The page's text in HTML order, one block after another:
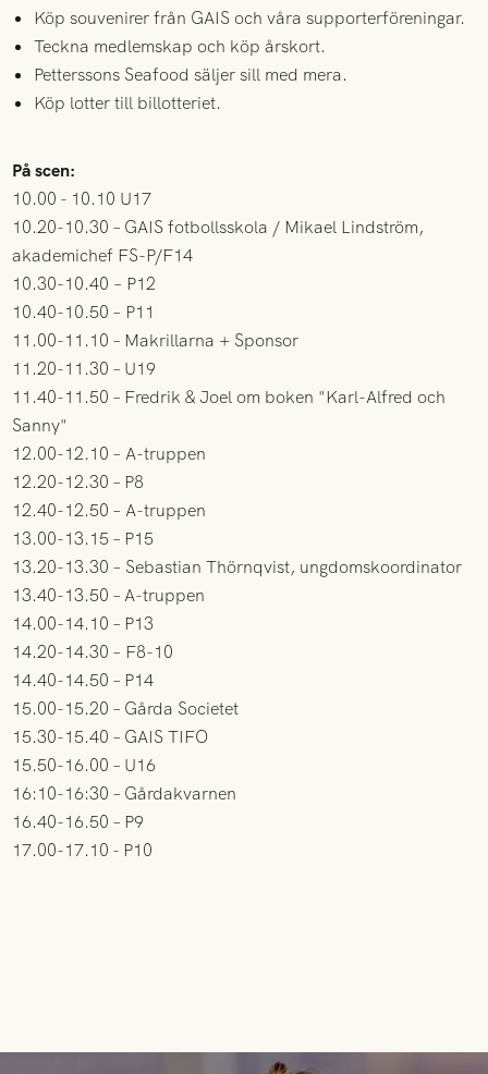
Köp souvenirer från GAIS och våra supporterföreningar.
Teckna medlemskap och köp årskort.
Petterssons Seafood säljer sill med mera.
Köp lotter till billotteriet.
På scen:
10.00 - 10.10 U17
10.20-10.30 – GAIS fotbollsskola / Mikael Lindström,
akademichef FS-P/F14
10.30-10.40 – P12
10.40-10.50 – P11
11.00-11.10 – Makrillarna + Sponsor
11.20-11.30 – U19
11.40-11.50 – Fredrik & Joel om boken "Karl-Alfred och
Sanny"
12.00-12.10 – A-truppen
12.20-12.30 – P8
12.40-12.50 – A-truppen
13.00-13.15 – P15
13.20-13.30 – Sebastian Thörnqvist, ungdomskoordinator
13.40-13.50 – A-truppen
14.00-14.10 – P13
14.20-14.30 – F8-10
14.40-14.50 – P14
15.00-15.20 – Gårda Societet
15.30-15.40 – GAIS TIFO
15.50-16.00 – U16
16:10-16:30 – Gårdakvarnen
16.40-16.50 – P9
17.00-17.10 - P10